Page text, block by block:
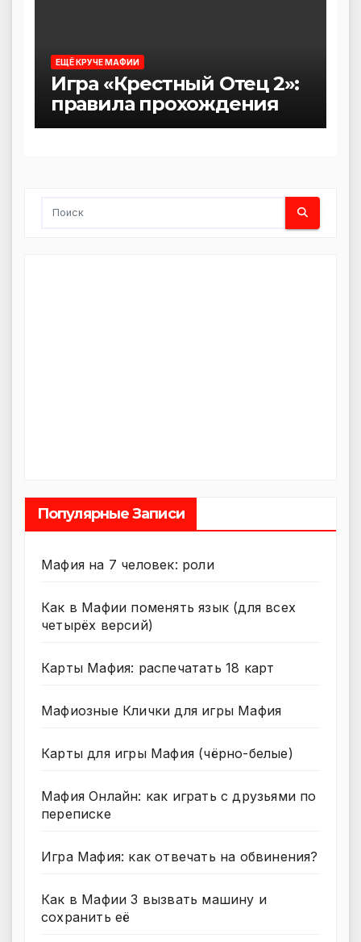
ЕЩЁ КРУЧЕ МАФИИ
Игра «Крестный Отец 2»:
правила прохождения
Популярные Записи
Мафия на 7 человек: роли
Как в Мафии поменять язык (для всех
четырёх версий)
Карты Мафия: распечатать 18 карт
Мафиозные Клички для игры Мафия
Карты для игры Мафия (чёрно-белые)
Мафия Онлайн: как играть с друзьями по
переписке
Игра Мафия: как отвечать на обвинения?
Как в Мафии 3 вызвать машину и
сохранить её